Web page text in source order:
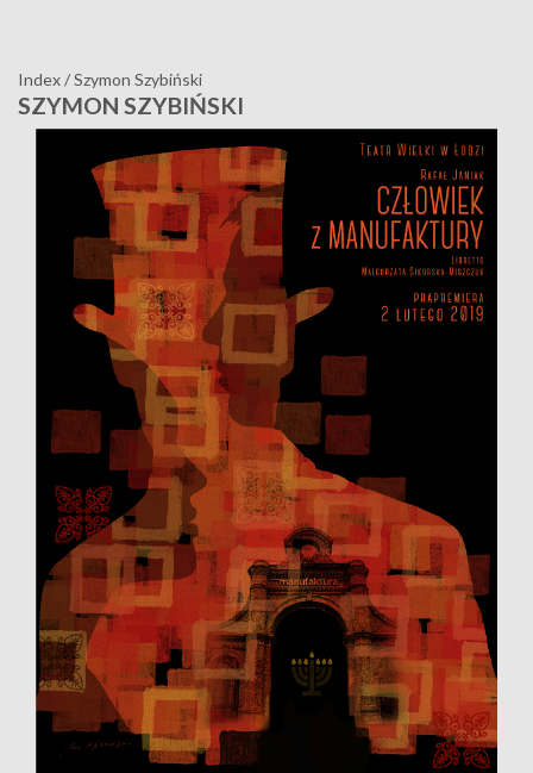
Index/Szymon Szybiński
SZYMON SZYBIŃSKI